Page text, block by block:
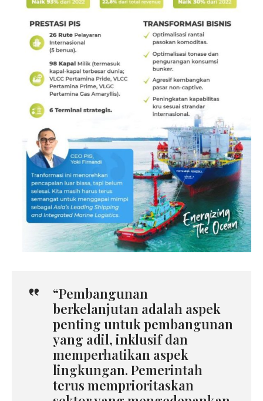
“Pembangunan
berkelanjutan adalah aspek
penting untuk pembangunan
yang adil, inklusif dan
memperhatikan aspek
lingkungan. Pemerintah
terus memprioritaskan